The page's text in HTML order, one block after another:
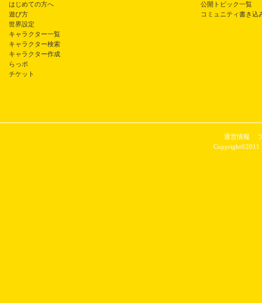
はじめての方へ
遊び方
世界設定
キャラクター一覧
キャラクター検索
キャラクター作成
らっポ
チケット
公開トピック一覧
コミュニティ書き込
運営情報
Copyright©2011